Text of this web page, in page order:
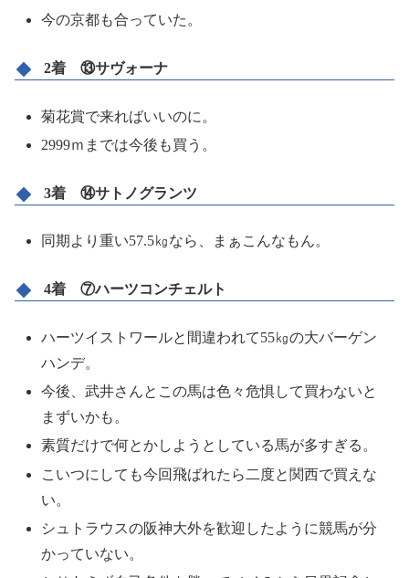
今の京都も合っていた。
2着 ⑬サヴォーナ
菊花賞で来ればいいのに。
2999ｍまでは今後も買う。
3着 ⑭サトノグランツ
同期より重い57.5㎏なら、まぁこんなもん。
4着 ⑦ハーツコンチェルト
ハーツイストワールと間違われて55㎏の大バーゲン
ハンデ。
今後、武井さんとこの馬は色々危惧して買わないと
まずいかも。
素質だけで何とかしようとしている馬が多すぎる。
こいつにしても今回飛ばれたら二度と関西で買えな
い。
シュトラウスの阪神大外を歓迎したように競馬が分
かっていない。